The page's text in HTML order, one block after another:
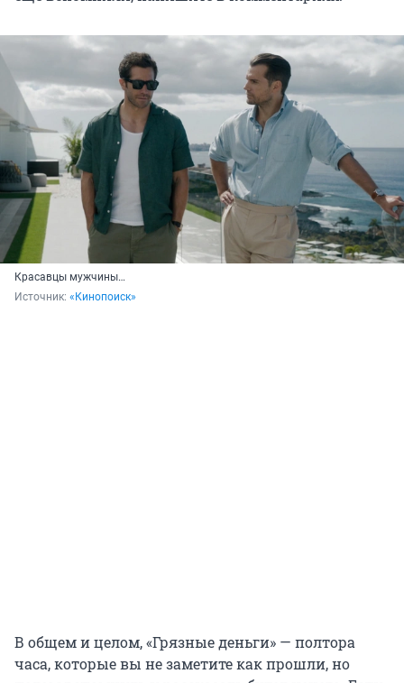
Красавцы мужчины…
Источник: «Кинопоиск»
В общем и целом, «Грязные деньги» — полтора
часа, которые вы не заметите как прошли, но